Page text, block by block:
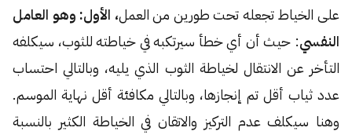
على الخياط تجعله تحت طورين من العمل، الأول: وهو العامل
النفسي: حيث أن أي خطأ سيرتكبه في خياطته للثوب، سيكلفه
التأخر عن الانتقال لخياطة الثوب الذي يليه، وبالتالي احتساب
عدد ثياب أقل تم إنجازها، وبالتالي مكافئة أقل نهاية الموسم.
وهنا سيكلف عدم التركيز والاتقان في الخياطة الكثير بالنسبة